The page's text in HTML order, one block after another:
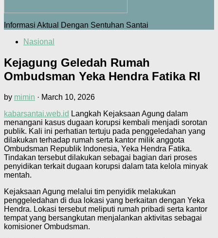
Informasi Aktual Dengan Sentuhan Santai
Nasional
Kejagung Geledah Rumah
Ombudsman Yeka Hendra Fatika RI
by mimin · March 10, 2026
kabarsantai.web.id Langkah Kejaksaan Agung dalam
menangani kasus dugaan korupsi kembali menjadi sorotan
publik. Kali ini perhatian tertuju pada penggeledahan yang
dilakukan terhadap rumah serta kantor milik anggota
Ombudsman Republik Indonesia, Yeka Hendra Fatika.
Tindakan tersebut dilakukan sebagai bagian dari proses
penyidikan terkait dugaan korupsi dalam tata kelola minyak
mentah.
Kejaksaan Agung melalui tim penyidik melakukan
penggeledahan di dua lokasi yang berkaitan dengan Yeka
Hendra. Lokasi tersebut meliputi rumah pribadi serta kantor
tempat yang bersangkutan menjalankan aktivitas sebagai
komisioner Ombudsman.